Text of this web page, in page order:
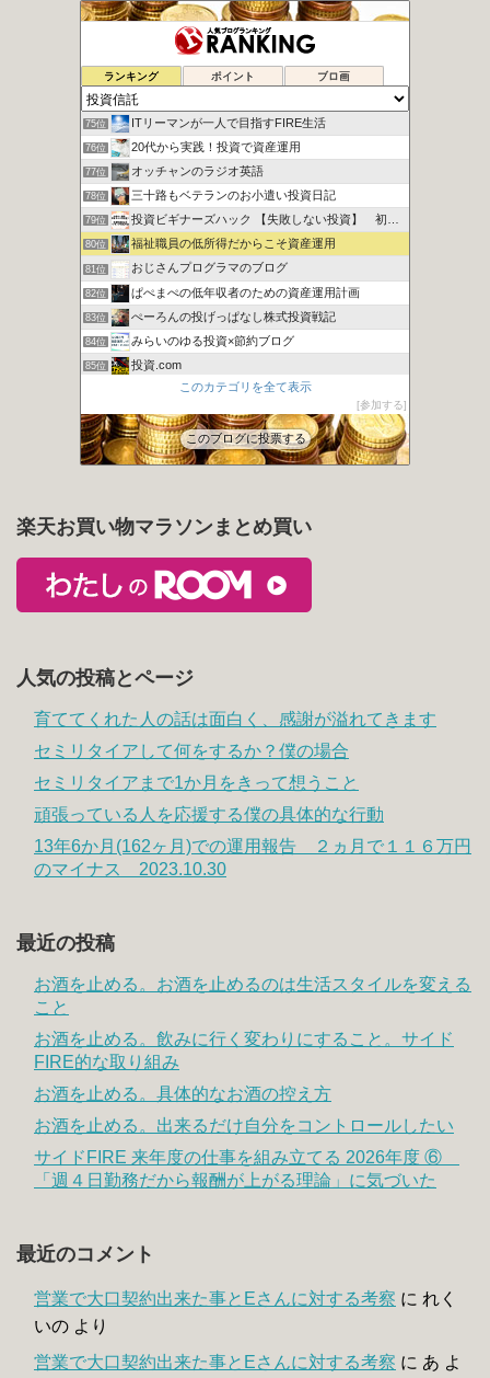
ランキング ポイント ブロ画
73位 シュウの２０代副業で１００万円への道
74位 地道にぽちぽちポイント長者
75位 ITリーマンが一人で目指すFIRE生活
76位 20代から実践！投資で資産運用
77位 オッチャンのラジオ英語
78位 三十路もベテランのお小遣い投資日記
79位 投資ビギナーズハック 【失敗しない投資】 初心者向け講座
80位 福祉職員の低所得だからこそ資産運用
81位 おじさんプログラマのブログ
82位 ぱぺまぺの低年収者のための資産運用計画
83位 ぺーろんの投げっぱなし株式投資戦記
84位 みらいのゆる投資×節約ブログ
85位 投資.com
ますい画伯とインデックス投資？
87位 カンガルーブログ 今より豊かな生活を手に入れる
このカテゴリを全て表示
参加する
このブログに投票する
楽天お買い物マラソンまとめ買い
人気の投稿とページ
育ててくれた人の話は面白く、感謝が溢れてきます
セミリタイアして何をするか？僕の場合
セミリタイアまで1か月をきって想うこと
頑張っている人を応援する僕の具体的な行動
13年6か月(162ヶ月)での運用報告 ２ヵ月で１１６万円
のマイナス 2023.10.30
最近の投稿
お酒を止める。お酒を止めるのは生活スタイルを変える
こと
お酒を止める。飲みに行く変わりにすること。サイド
FIRE的な取り組み
お酒を止める。具体的なお酒の控え方
お酒を止める。出来るだけ自分をコントロールしたい
サイドFIRE 来年度の仕事を組み立てる 2026年度 ⑥
「週４日勤務だから報酬が上がる理論」に気づいた
最近のコメント
営業で大口契約出来た事とEさんに対する考察 に れく
いの より
営業で大口契約出来た事とEさんに対する考察 に あ よ